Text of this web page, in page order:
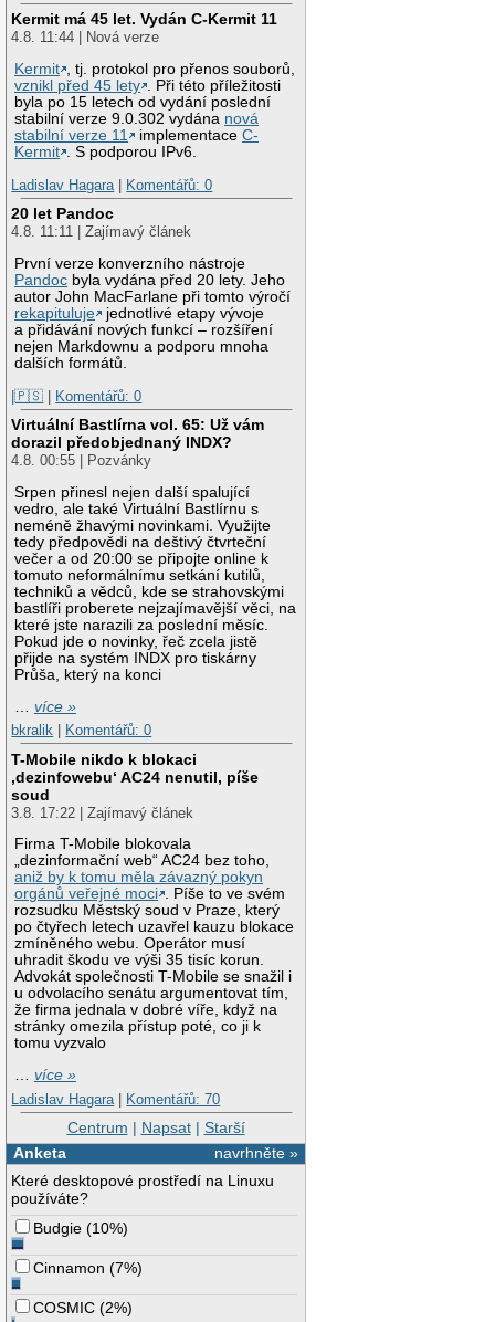
Kermit má 45 let. Vydán C-Kermit 11
4.8. 11:44 | Nová verze
Kermit , tj. protokol pro přenos souborů,
vznikl před 45 lety . Při této příležitosti
byla po 15 letech od vydání poslední
stabilní verze 9.0.302 vydána nová
stabilní verze 11
implementaceC-
Kermit . S podporou IPv6.
Ladislav Hagara | Komentářů: 0
20 let Pandoc
4.8. 11:11 | Zajímavý článek
První verze konverzního nástroje
Pandoc byla vydána před 20 lety. Jeho
autor John MacFarlane při tomto výročí
rekapituluje
jednotlivé etapy vývoje
a přidávání nových funkcí – rozšíření
nejen Markdownu a podporu mnoha
dalších formátů.
|🇵🇸 | Komentářů: 0
Virtuální Bastlírna vol. 65: Už vám
dorazil předobjednaný INDX?
4.8. 00:55 | Pozvánky
Srpen přinesl nejen další spalující
vedro, ale také Virtuální Bastlírnu s
neméně žhavými novinkami. Využijte
tedy předpovědi na deštivý čtvrteční
večer a od 20:00 se připojte online k
tomuto neformálnímu setkání kutilů,
techniků a vědců, kde se strahovskými
bastlíři proberete nejzajímavější věci, na
které jste narazili za poslední měsíc.
Pokud jde o novinky, řeč zcela jistě
přijde na systém INDX pro tiskárny
Průša, který na konci
…více »
bkralik
Komentářů: 0
T-Mobile nikdo k blokaci
‚dezinfowebu‘ AC24 nenutil, píše
soud
3.8. 17:22 | Zajímavý článek
Firma T-Mobile blokovala
„dezinformační web“ AC24 bez toho,
aniž by k tomu měla závazný pokyn
orgánů veřejné moci . Píše to ve svém
rozsudku Městský soud v Praze, který
po čtyřech letech uzavřel kauzu blokace
zmíněného webu. Operátor musí
uhradit škodu ve výši 35 tisíc korun.
Advokát společnosti T-Mobile se snažil i
u odvolacího senátu argumentovat tím,
že firma jednala v dobré víře, když na
stránky omezila přístup poté, co ji k
tomu vyzvalo
…více »
Ladislav Hagara | Komentářů: 70
Centrum | Napsat| Starší
navrhněte »
Anketa
Které desktopové prostředí na Linuxu
používáte?
Budgie (10%)
Cinnamon (7%)
COSMIC (2%)